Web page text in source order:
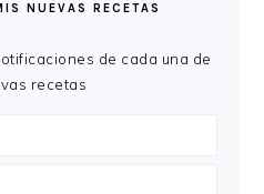
NUEVAS RECETAS
de cada una de
recetas